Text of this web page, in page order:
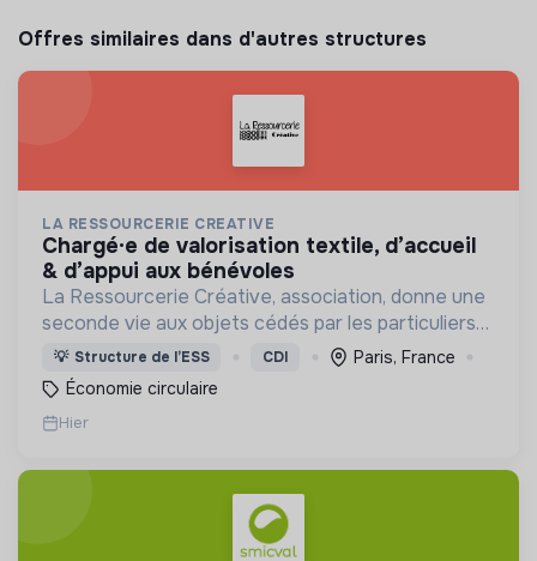
Offres similaires dans d'autres structures
LA RESSOURCERIE CREATIVE
chargé·e de valorisation textile, d’accueil
& d’appui aux bénévoles
La Ressourcerie Créative, association, donne une
seconde vie aux objets cédés par les particuliers
et collectés en entreprise. Elle participe ainsi à un
autre mode de consommation plus respectueux.
💡 Structure de l’ESS CDI
Paris, France
Économie circulaire
Hier